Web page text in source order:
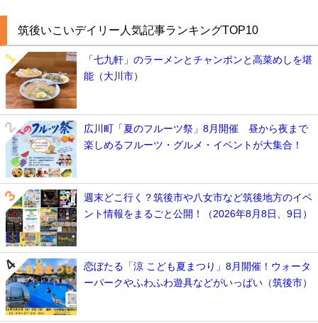
筑後いこいデイリー人気記事ランキングTOP10
「七九軒」のラーメンとチャンポンと高菜めしを堪
能（大川市）
広川町「夏のフルーツ祭」8月開催 昼から夜まで
楽しめるフルーツ・グルメ・イベントが大集合！
週末どこ行く？筑後市や八女市など筑後地方のイベ
ント情報をまるごと公開！（2026年8月8日、9日）
恋ぼたる「涼 こども夏まつり」8月開催！ウォータ
ーパークやふわふわ遊具などがいっぱい（筑後市）